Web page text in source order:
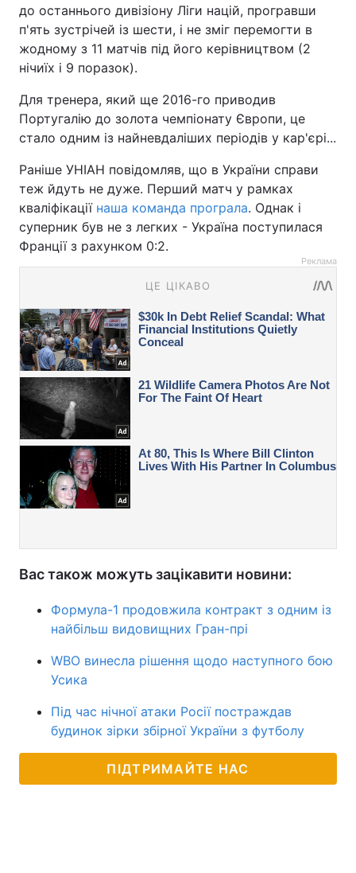
до останнього дивізіону Ліги націй, програвши
п'ять зустрічей із шести, і не зміг перемогти в
жодному з 11 матчів під його керівництвом (2
нічиїх і 9 поразок).
Для тренера, який ще 2016-го приводив
Португалію до золота чемпіонату Європи, це
стало одним із найневдаліших періодів у кар'єрі...
Раніше УНІАН повідомляв, що в України справи
теж йдуть не дуже. Перший матч у рамках
кваліфікації наша команда програла. Однак і
суперник був не з легких - Україна поступилася
Франції з рахунком 0:2.
Реклама
Вас також можуть зацікавити новини:
Формула-1 продовжила контракт з одним із
найбільш видовищних Гран-прі
WBO винесла рішення щодо наступного бою
Усика
Під час нічної атаки Росії постраждав
будинок зірки збірної України з футболу
ПІДТРИМАЙТЕ НАС